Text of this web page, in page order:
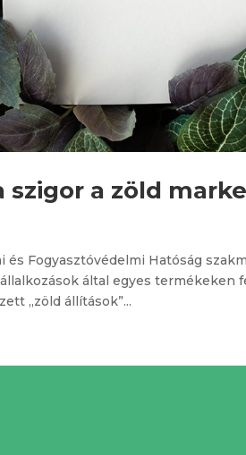
szigor a zöld
és Fogyasztóvédelmi Hatóság
által egyes
„zöld állítások”...